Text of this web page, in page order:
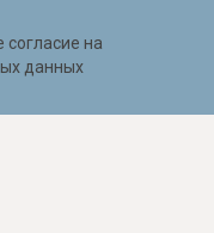
на
данных